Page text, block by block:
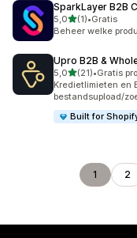
SparkLayer B2B
5,0van 5 sterren
(1)
1 recensies in totaal
•Gratis
Beheer welke
Upro B2B &
5,0van 5 sterren
(21)
21 recensies in
•Gratis
Kredietlimieten en
bestandsupload/
Built for
1 2